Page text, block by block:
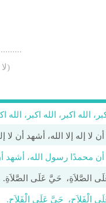
الله اکبر، الله اکبر، الله
لا إله إلا الله، أشهد أن لا
أن محمدًا رسول الله، أشهد
الصَّلاَةِ، حَيَّ عَلَى الصَّلاَةِ.
الْفَلاَحِ، حَيَّ عَلَى الْفَلاَحِ.